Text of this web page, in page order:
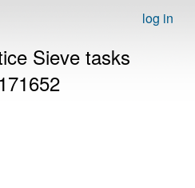
log in
Sieve tasks